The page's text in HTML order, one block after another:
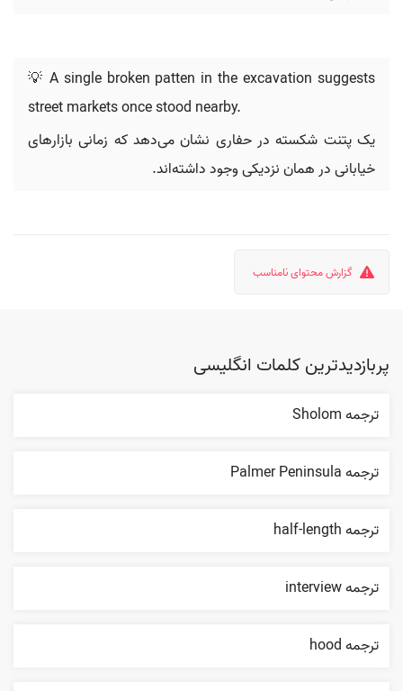
💡 A single broken patten in the excavation suggests
street markets once stood nearby.
یک پتنت شکسته در حفاری نشان می‌دهد که زمانی بازارهای
خیابانی در همان نزدیکی وجود داشته‌اند.
گزارش محتوای نامناسب
پربازدیدترین کلمات انگلیسی
ترجمه Sholom
ترجمه Palmer Peninsula
ترجمه half-length
ترجمه interview
ترجمه hood